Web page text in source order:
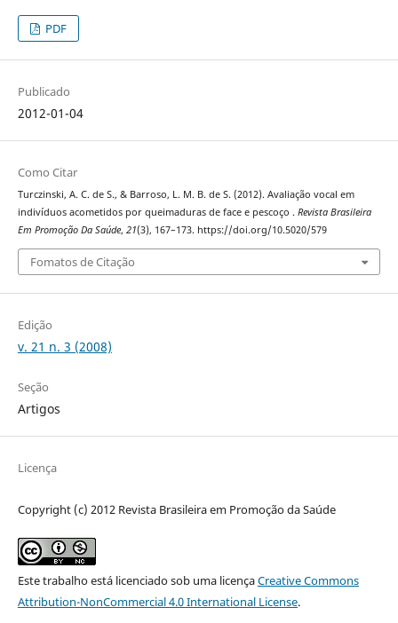
PDF
Publicado
2012-01-04
Como Citar
Turczinski, A. C. de S., & Barroso, L. M. B. de S. (2012). Avaliação vocal em
indivíduos acometidos por queimaduras de face e pescoço . Revista Brasileira
Em Promoção Da Saúde, 21(3), 167–173. https://doi.org/10.5020/579
Fomatos de Citação
Edição
v. 21 n. 3 (2008)
Seção
Artigos
Licença
Copyright (c) 2012 Revista Brasileira em Promoção da Saúde
Este trabalho está licenciado sob uma licençaCreative Commons
Attribution-NonCommercial 4.0 International License.